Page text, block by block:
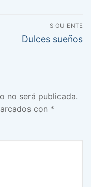
SIGUIENTE
Entrada
Dulces sueños
no será publicada.
con *